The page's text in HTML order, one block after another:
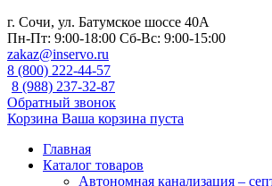
г. Сочи, ул. Батумское шоссе 40А
Пн-Пт: 9:00-18:00 Сб-Вс: 9:00-15:00
zakaz@inservo.ru
8 (800) 222-44-57
8 (988) 237-32-87
Обратный звонок
Корзина Ваша корзина пуста
Главная
Каталог товаров
Автономная канализация –